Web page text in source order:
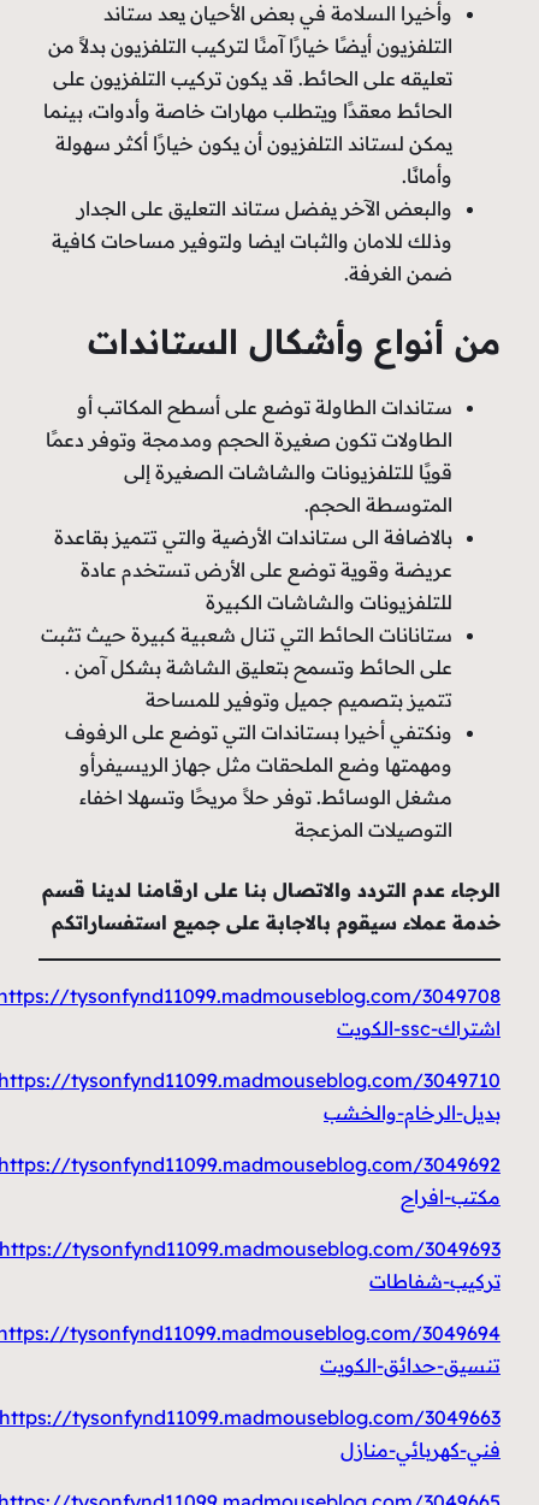
وأخيرا السلامة في بعض الأحيان يعد ستاند
التلفزيون أيضًا خيارًا آمنًا لتركيب التلفزيون بدلاً من
تعليقه على الحائط. قد يكون تركيب التلفزيون على
الحائط معقدًا ويتطلب مهارات خاصة وأدوات، بينما
يمكن لستاند التلفزيون أن يكون خيارًا أكثر سهولة
وأمانًا.
والبعض الآخر يفضل ستاند التعليق على الجدار
وذلك للامان والثبات ايضا ولتوفير مساحات كافية
ضمن الغرفة.
من أنواع وأشكال الستاندات
ستاندات الطاولة توضع على أسطح المكاتب أو
الطاولات تكون صغيرة الحجم ومدمجة وتوفر دعمًا
قويًا للتلفزيونات والشاشات الصغيرة إلى
المتوسطة الحجم.
بالاضافة الى ستاندات الأرضية والتي تتميز بقاعدة
عريضة وقوية توضع على الأرض تستخدم عادة
للتلفزيونات والشاشات الكبيرة
ستانانات الحائط التي تنال شعبية كبيرة حيث تثبت
على الحائط وتسمح بتعليق الشاشة بشكل آمن .
تتميز بتصميم جميل وتوفير للمساحة
ونكتفي أخيرا بستاندات التي توضع على الرفوف
ومهمتها وضع الملحقات مثل جهاز الريسيفرأو
مشغل الوسائط. توفر حلاً مريحًا وتسهلا اخفاء
التوصيلات المزعجة
الرجاء عدم التردد والاتصال بنا على ارقامنا لدينا قسم
خدمة عملاء سيقوم بالاجابة على جميع استفساراتكم
https://tysonfynd11099.madmouseblog.com/3049708/
اشتراك-ssc-الكويت
https://tysonfynd11099.madmouseblog.com/3049710/
بديل-الرخام-والخشب
https://tysonfynd11099.madmouseblog.com/3049692/
مكتب-افراح
https://tysonfynd11099.madmouseblog.com/3049693/
تركيب-شفاطات
https://tysonfynd11099.madmouseblog.com/3049694/
تنسيق-حدائق-الكويت
https://tysonfynd11099.madmouseblog.com/3049663/
فني-كهربائي-منازل